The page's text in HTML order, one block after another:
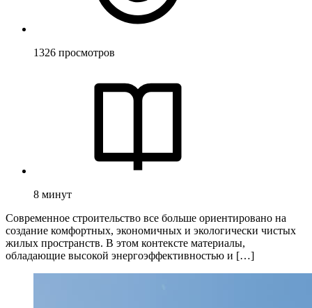
1326 просмотров
8 минут
Современное строительство все больше ориентировано на
создание комфортных, экономичных и экологически чистых
жилых пространств. В этом контексте материалы,
обладающие высокой энергоэффективностью и […]